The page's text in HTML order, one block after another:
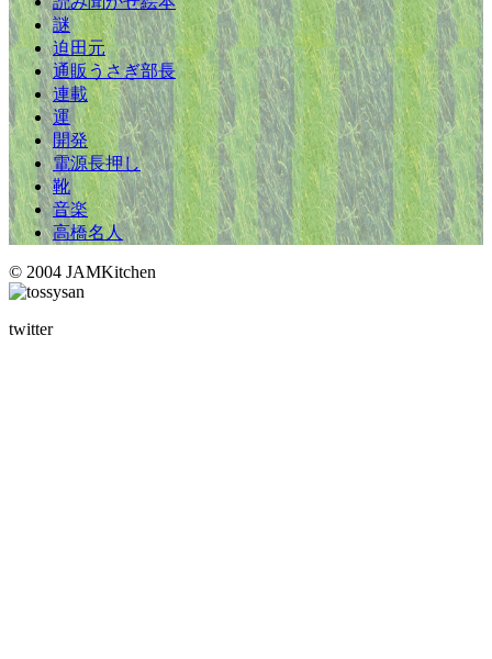
謎
迫田元
通販うさぎ部長
連載
運
開発
電源長押し
靴
音楽
高橋名人
© 2004 JAMKitchen
twitter